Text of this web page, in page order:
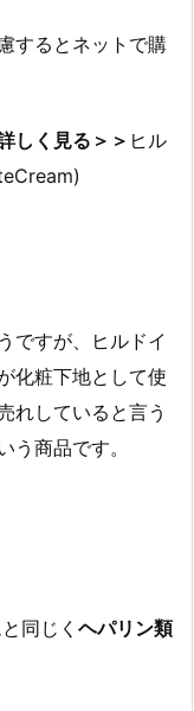
するとネットで購
しく見る＞＞ ヒル
ですが、ヒルドイ
化粧下地として使
れしていると言う
う商品です。
同じく ヘパリン類